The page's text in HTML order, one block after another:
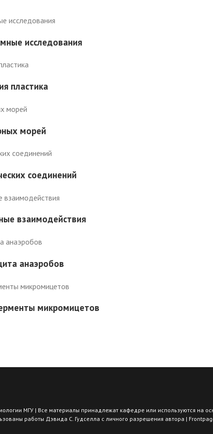
исследования
пластика
морей
соединений
взаимодействия
анаэробов
микромицетов
МГУ | Все материалы принадлежат кафедре или используются на
работы Дэвида С. Гудселла с личного разрешения автора |